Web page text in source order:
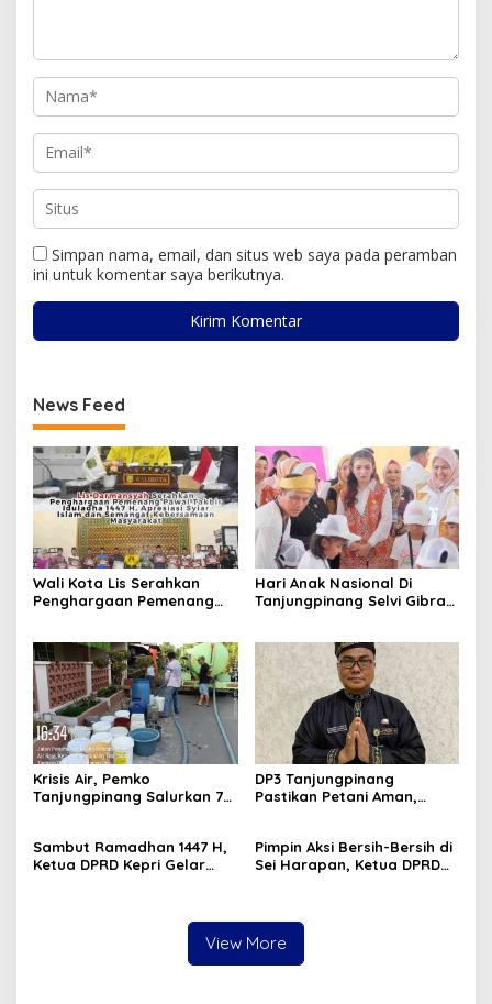
Simpan nama, email, dan situs web saya pada peramban
ini untuk komentar saya berikutnya.
News Feed
Wali Kota Lis Serahkan
Penghargaan Pemenang
Hidupkan Syiar Islam
Hari Anak Nasional Di
Tanjungpinang Selvi Gibran
Krisis Air, Pemko
Tanjungpinang Salurkan 75
DP3 Tanjungpinang
Pastikan Petani Aman,
Sambut Ramadhan 1447 H,
Ketua DPRD Kepri Gelar
Pimpin Aksi Bersih-Bersih di
Sei Harapan, Ketua DPRD
View More